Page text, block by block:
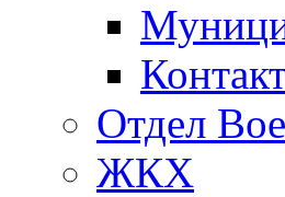
Отдел
ЖКХ